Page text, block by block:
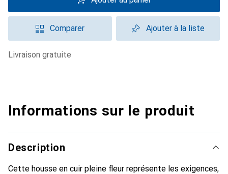
Comparer Ajouter à la liste
livraison gratuite
Informations sur le produit
Description
Cette housse en cuir pleine fleur représente les exigences,